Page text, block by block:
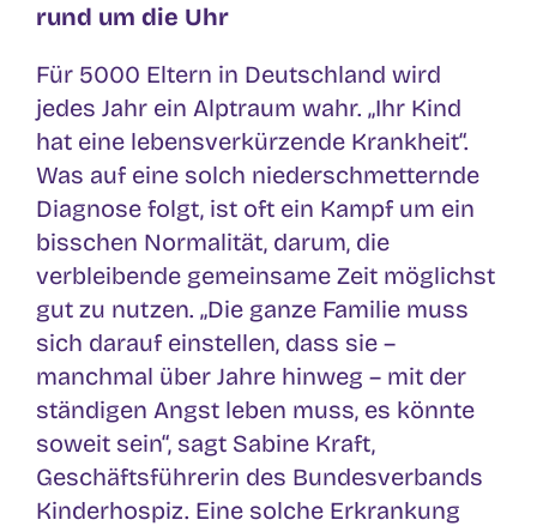
rund um die Uhr
Für 5000 Eltern in Deutschland wird
jedes Jahr ein Alptraum wahr. „Ihr Kind
hat eine lebensverkürzende Krankheit“.
Was auf eine solch niederschmetternde
Diagnose folgt, ist oft ein Kampf um ein
bisschen Normalität, darum, die
verbleibende gemeinsame Zeit möglichst
gut zu nutzen. „Die ganze Familie muss
sich darauf einstellen, dass sie –
manchmal über Jahre hinweg – mit der
ständigen Angst leben muss, es könnte
soweit sein“, sagt Sabine Kraft,
Geschäftsführerin des Bundesverbands
Kinderhospiz. Eine solche Erkrankung